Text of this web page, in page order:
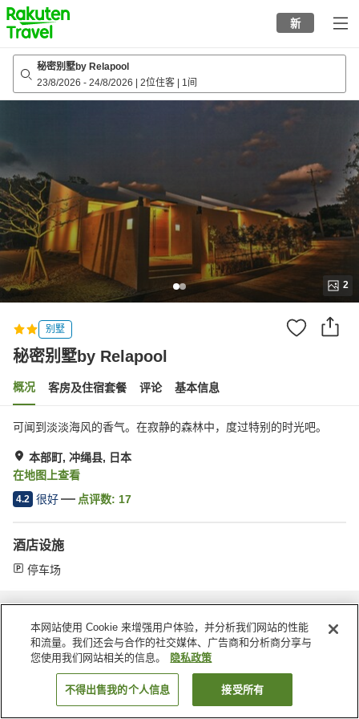
to
top
page
新
秘密别墅by Relapool
23/8/2026 - 24/8/2026 2位住客 1间
2
别墅
秘密别墅by Relapool
概况 客房及住宿套餐 评论 基本信息
可闻到淡淡海风的香气。在寂静的森林中，度过特别的时光吧。
本部町, 冲绳县, 日本
在地图上查看
4.2 很好 点评数: 17
酒店设施
停车场
搜索客房
本网站使用 Cookie 来增强用户体验，并分析我们网站的性能
和流量。我们还会与合作的社交媒体、广告商和分析商分享与
您使用我们网站相关的信息。
隐私政策
不得出售我的个人信息 接受所有